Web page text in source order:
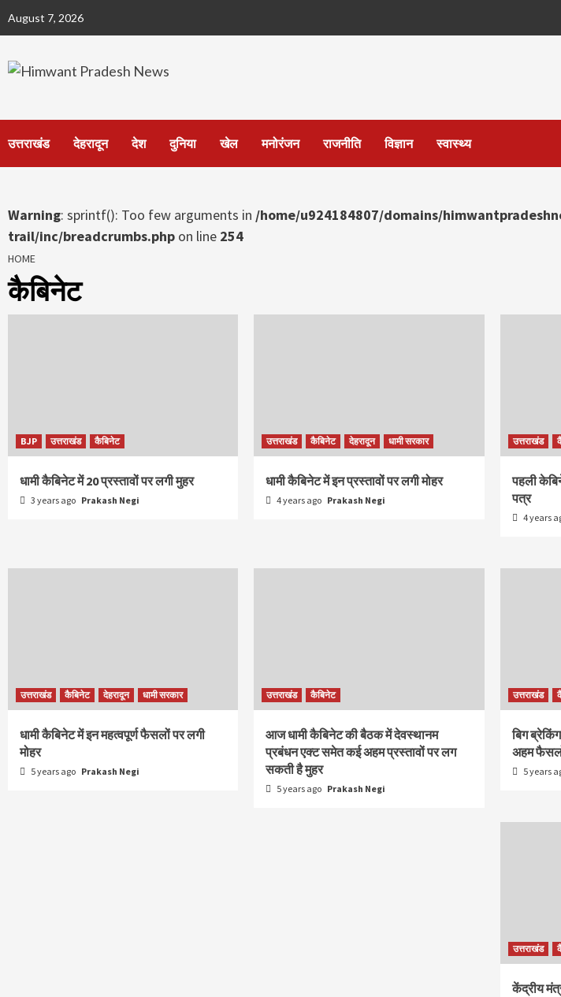
August 7, 2026
उत्तराखंड देहरादून देश दुनिया खेल मनोरंजन राजनीति विज्ञान स्वास्थ्य
Warning: sprintf(): Too few arguments in /home/u924184807/domains/
trail/inc/breadcrumbs.php on line 254
HOME
कैबिनेट
BJP उत्तराखंड कैबिनेट
धामी कैबिनेट में 20 प्रस्तावों पर लगी मुहर
3 years ago Prakash Negi
उत्तराखंड कैबिनेट देहरादून धामी सरकार
धामी कैबिनेट में इन प्रस्तावों पर लगी मोहर
4 years ago Prakash Negi
उत्तराखंड
पहली
पत्र
4 years
उत्तराखंड कैबिनेट देहरादून धामी सरकार
धामी कैबिनेट में इन महत्वपूर्ण फैसलों पर लगी
मोहर
5 years ago Prakash Negi
उत्तराखंड कैबिनेट
आज धामी कैबिनेट की बैठक में देवस्थानम
प्रबंधन एक्ट समेत कई अहम प्रस्तावों पर लग
सकती है मुहर
5 years ago Prakash Negi
उत्तराखंड
बिग
अहम
5 years
उत्तराखंड
केंद्रीय